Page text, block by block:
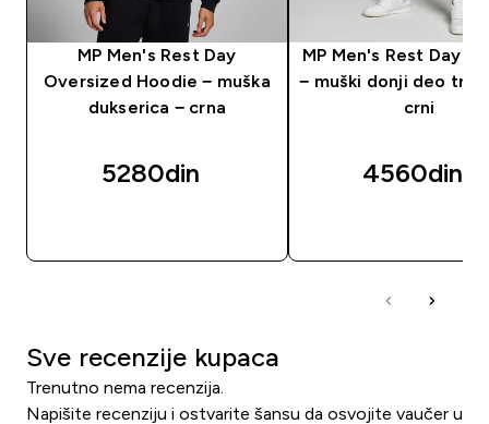
MP Men's Rest Day
Oversized Hoodie − muška
dukserica − crna
5280din‎
MP Men's Rest Day
− muški donji deo
crni
4560din‎
Sve recenzije kupaca
Trenutno nema recenzija.
Napišite recenziju i ostvarite šansu da osvojite vaučer u